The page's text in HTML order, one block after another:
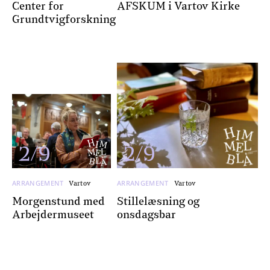
Center for
Grundtvigforskning
AFSKUM i Vartov Kirke
2/9
ARRANGEMENT Vartov
Morgenstund med
Arbejdermuseet
2/9
ARRANGEMENT Vartov
Stillelæsning og
onsdagsbar